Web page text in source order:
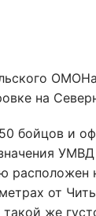
на
бойцов и
расположен
от
же